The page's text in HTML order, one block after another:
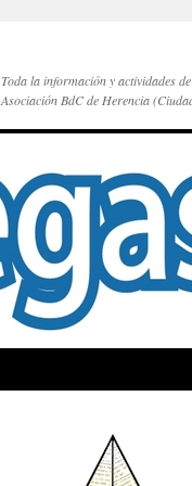
Toda la información y actividades
Asociación BdC de Herencia